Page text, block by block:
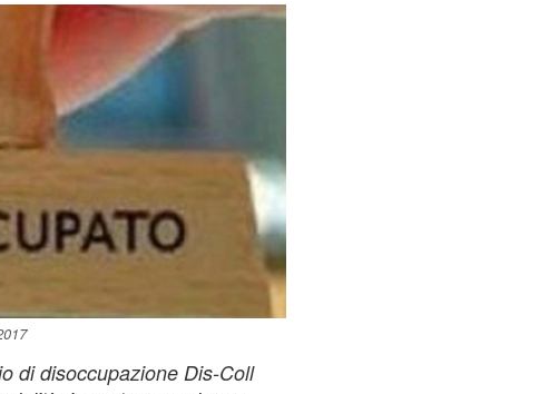
di disoccupazione Dis-Coll